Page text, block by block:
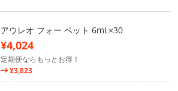
アウレオ フォー ペット 6mL×30
¥4,024
定期便ならもっとお得！
¥3,823